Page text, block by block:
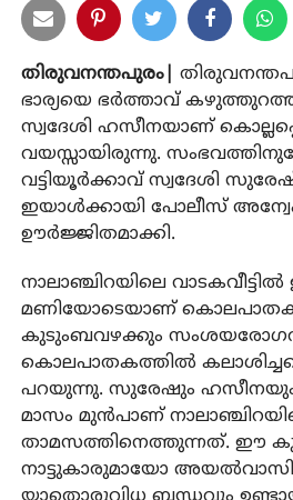
തിരുവനന്തപുരം|
ഭാര്യയെ ഭര്‍ത്താവ്
സ്വദേശി ഹസീനയാണ്
വയസ്സായിരുന്നു.
വട്ടിയൂര്‍ക്കാവ് സ്വദേശി
ഇയാള്‍ക്കായി പോലീസ്
ഊര്‍ജ്ജിതമാക്കി.
നാലാഞ്ചിറയിലെ
മണിയോടെയാണ്
കുടുംബവഴക്കും
കൊലപാതകത്തില്‍
പറയുന്നു. സുരേഷും ഹസീനയും
മാസം മുന്‍പാണ്
താമസത്തിനെത്തുന്നത്. ഈ
നാട്ടുകാരുമായോ